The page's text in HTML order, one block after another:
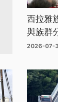
西拉雅
與族群
2026-07-